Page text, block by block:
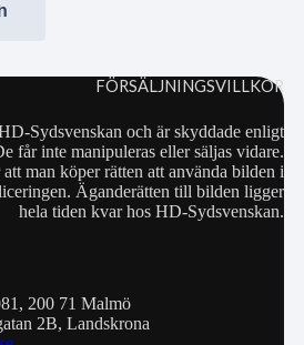
FÖRSÄLJNINGSVILLKOR
Sydsvenskan och är skyddade enligt
får inte manipuleras eller säljas vidare.
man köper rätten att använda bilden i
Äganderätten till bilden ligger
hela tiden kvar hos HD-Sydsvenskan.
200 71 Malmö
2B, Landskrona